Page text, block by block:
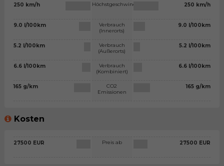
250 km/h
9.0 l/100km
5.2 l/100km
6.6 l/100km
165 g/km
Höchstgeschwindigkeit
Verbrauch
(Innerorts)
Verbrauch
(Außerorts)
Verbrauch
(Kombiniert)
CO2
Emissionen
250 km/h
9.0 l/100km
5.2 l/100km
6.6 l/100km
165 g/km
Kosten
27500 EUR Preis ab 27500 EUR